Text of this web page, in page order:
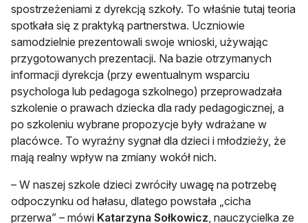
spostrzeżeniami z dyrekcją szkoły. To właśnie tutaj teoria
spotkała się z praktyką partnerstwa. Uczniowie
samodzielnie prezentowali swoje wnioski, używając
przygotowanych prezentacji. Na bazie otrzymanych
informacji dyrekcja (przy ewentualnym wsparciu
psychologa lub pedagoga szkolnego) przeprowadzała
szkolenie o prawach dziecka dla rady pedagogicznej, a
po szkoleniu wybrane propozycje były wdrażane w
placówce. To wyraźny sygnał dla dzieci i młodzieży, że
mają realny wpływ na zmiany wokół nich.
– W naszej szkole dzieci zwróciły uwagę na potrzebę
odpoczynku od hałasu, dlatego powstała „cicha
przerwa” – mówi Katarzyna Sołkowicz , nauczycielka ze